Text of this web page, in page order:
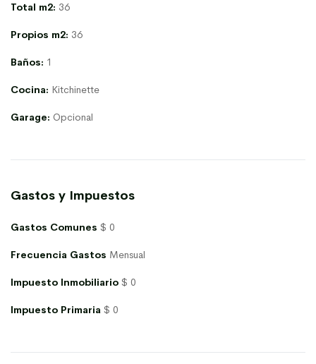
Total m2: 36
Propios m2: 36
Baños: 1
Cocina: Kitchinette
Garage: Opcional
Gastos y Impuestos
Gastos Comunes $ 0
Frecuencia Gastos Mensual
Impuesto Inmobiliario $ 0
Impuesto Primaria $ 0